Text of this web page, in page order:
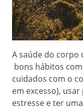
A saúde do corpo
bons hábitos
cuidados com o
em excesso),
estresse e ter